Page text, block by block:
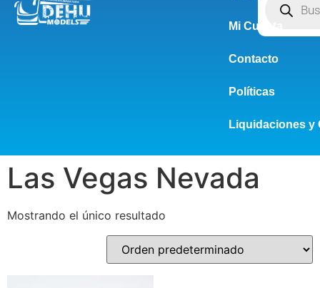
Mi Cuenta
Contacto
Políticas
Liquidaciones y
Las Vegas Nevada
Mostrando el único resultado